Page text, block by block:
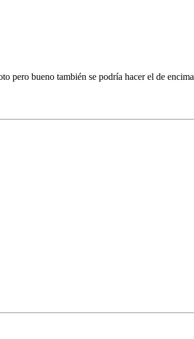
pero bueno también se podría hacer el de encima